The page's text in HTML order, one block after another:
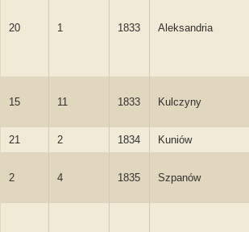
20 1 1833 Aleksandria
15 11 1833 Kulczyny
21 2 1834 Kuniów
2 4 1835 Szpanów